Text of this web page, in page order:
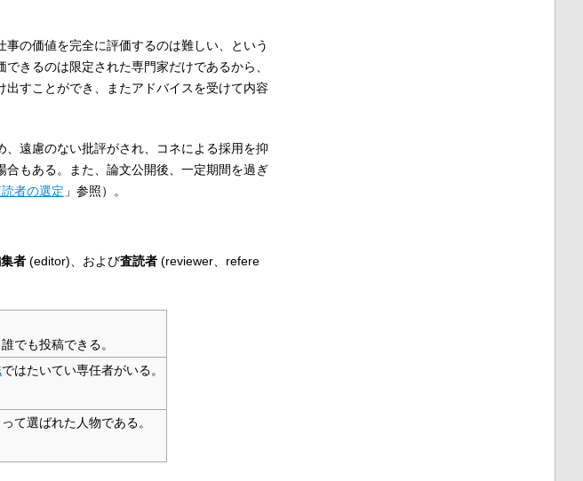
の価値を完全に評価するのは難しい、という
きるのは限定された専門家だけであるから、
すことができ、またアドバイスを受けて内容
遠慮のない批評がされ、コネによる採用を抑
もある。また、論文公開後、一定期間を過ぎ
者の選定 」参照）。
者(editor)、および査読者(reviewer、 refere
でも投稿できる。
ではたいてい専任者がいる。
て選ばれた人物である。